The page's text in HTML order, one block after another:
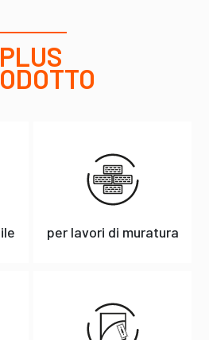
PLUS
per lavori di muratura